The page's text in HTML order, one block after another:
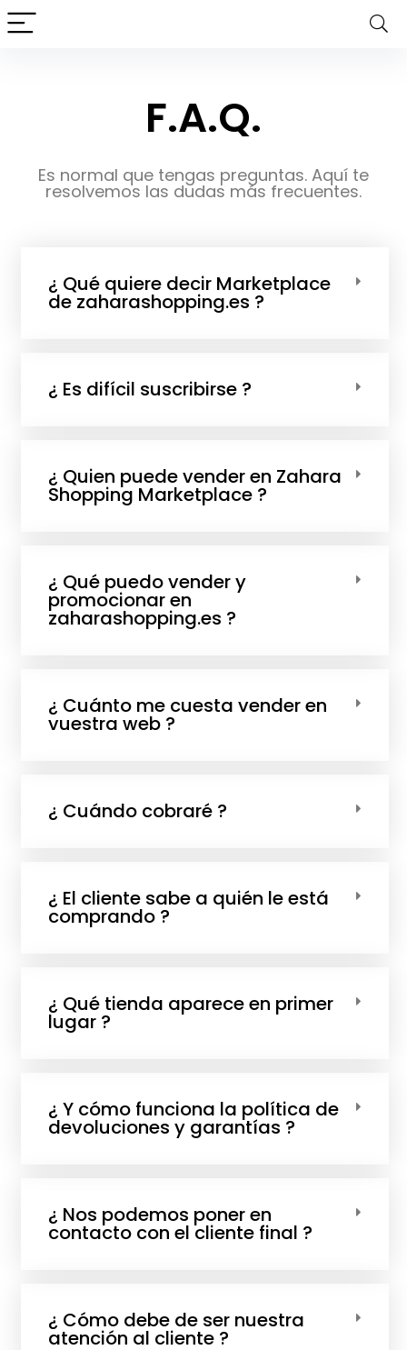
F.A.Q.
Es normal que tengas preguntas. Aquí te
resolvemos las dudas más frecuentes.
¿ Qué quiere decir Marketplace
de zaharashopping.es ?
¿ Es difícil suscribirse ?
¿ Quien puede vender en Zahara
Shopping Marketplace ?
¿ Qué puedo vender y
promocionar en
zaharashopping.es ?
¿ Cuánto me cuesta vender en
vuestra web ?
¿ Cuándo cobraré ?
¿ El cliente sabe a quién le está
comprando ?
¿ Qué tienda aparece en primer
lugar ?
¿ Y cómo funciona la política de
devoluciones y garantías ?
¿ Nos podemos poner en
contacto con el cliente final ?
¿ Cómo debe de ser nuestra
atención al cliente ?